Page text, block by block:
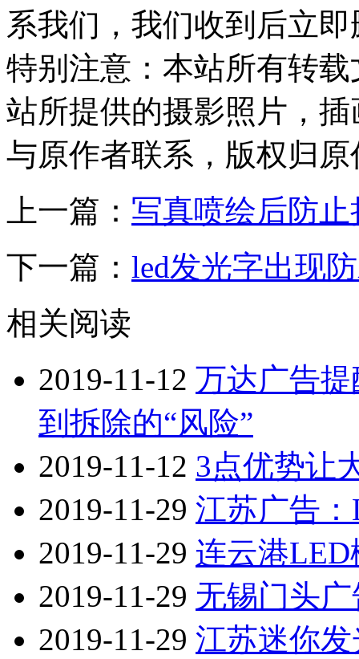
系我们，我们收到后立
特别注意： 本站所有转
站所提供的摄影照片，
与原作者联系，版权归
上一篇： 写真喷绘后防
下一篇： led发光字出现
相关阅读
2019-11-12 万达广告
到拆除的“风险”
2019-11-12 3点优势让
2019-11-29 江苏广告
2019-11-29 连云港
2019-11-29 无锡门头
2019-11-29 江苏迷你